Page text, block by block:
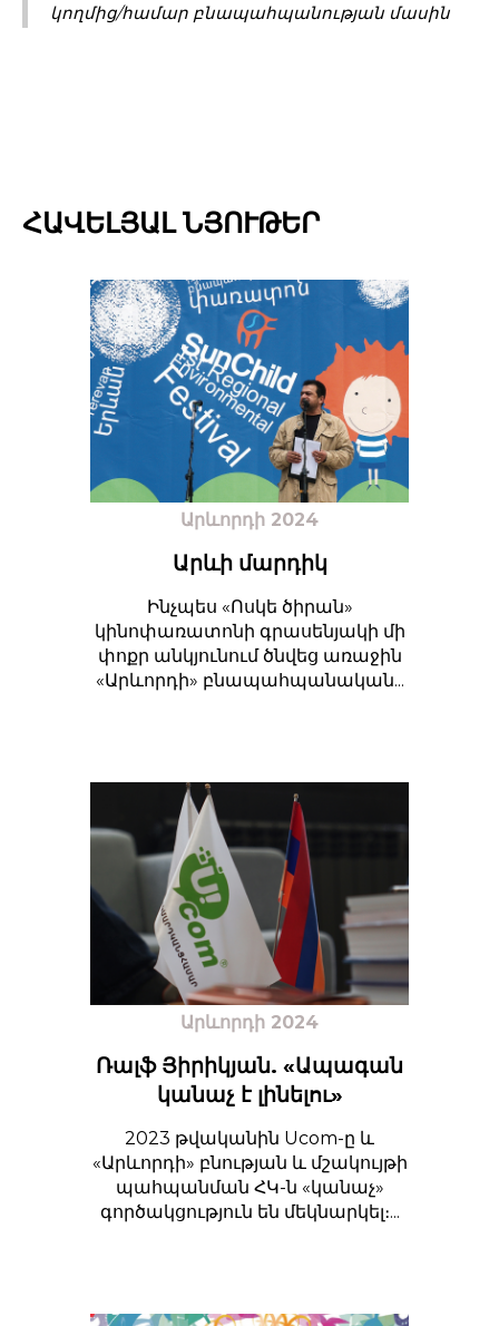
կողմից/համար բնապահպանության մասին
ՀԱՎԵԼՅԱԼ ՆՅՈՒԹԵՐ
Արևորդի 2024
Արևի մարդիկ
Ինչպես «Ոսկե ծիրան»
կինոփառատոնի գրասենյակի մի
փոքր անկյունում ծնվեց առաջին
«Արևորդի» բնապահպանական...
Արևորդի 2024
Ռալֆ Յիրիկյան. «Ապագան
կանաչ է լինելու»
2023 թվականին Ucom-ը և
«Արևորդի» բնության և մշակույթի
պահպանման ՀԿ-ն «կանաչ»
գործակցություն են մեկնարկել։...